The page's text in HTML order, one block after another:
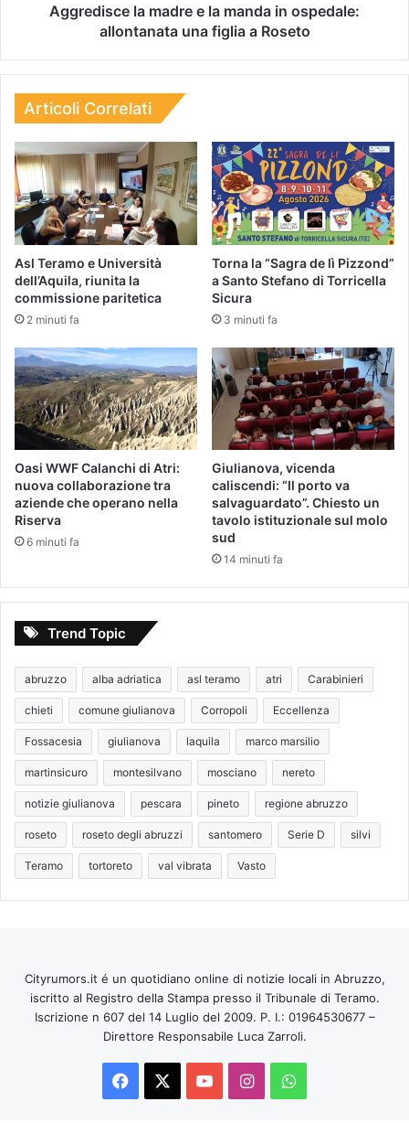
Aggredisce la madre e la manda in ospedale:
allontanata una figlia a Roseto
Articoli Correlati
Asl Teramo e Università
dell’Aquila, riunita la
commissione paritetica
2 minuti fa
Torna la “Sagra de lì Pizzond”
a Santo Stefano di Torricella
Sicura
3 minuti fa
Oasi WWF Calanchi di Atri:
nuova collaborazione tra
aziende che operano nella
Riserva
6 minuti fa
Giulianova, vicenda
caliscendi: “Il porto va
salvaguardato”. Chiesto un
tavolo istituzionale sul molo
sud
14 minuti fa
Trend Topic
abruzzo alba adriatica asl teramo atri Carabinieri
chieti comune giulianova Corropoli Eccellenza
Fossacesia giulianova laquila marco marsilio
martinsicuro montesilvano mosciano nereto
notizie giulianova pescara pineto regione abruzzo
roseto roseto degli abruzzi santomero Serie D silvi
Teramo tortoreto val vibrata Vasto
Cityrumors.it é un quotidiano online di notizie locali in Abruzzo,
iscritto al Registro della Stampa presso il Tribunale di Teramo.
Iscrizione n 607 del 14 Luglio del 2009. P. I.: 01964530677 –
Direttore Responsabile Luca Zarroli.
Facebook
You InstagramWhatsApp